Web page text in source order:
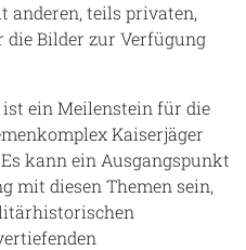
anderen, teils privaten,
die Bilder zur Verfügung
ein Meilenstein für die
Kaiserjäger
kann ein Ausgangspunkt
mit diesen Themen sein,